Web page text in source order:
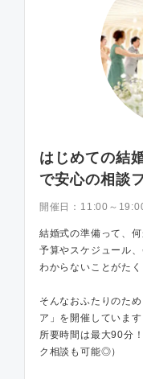
はじめての結
で安心の相談
開催日： 11:00～
結婚式の準備って、
予算やスケジュール
わからないことがた
そんなおふたりのた
ア」を開催しています
所要時間は最大90分
ク相談も可能◎）